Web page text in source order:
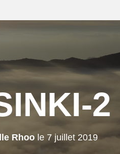
2
Rhoo le 7 juillet 2019